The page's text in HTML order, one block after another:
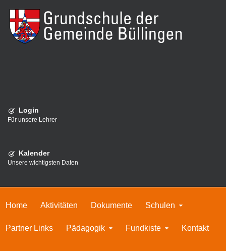
Login
Für unsere Lehrer
Kalender
Unsere wichtigsten Daten
Home Aktivitäten Dokumente Schulen
Partner Links Pädagogik Fundkiste Kontakt